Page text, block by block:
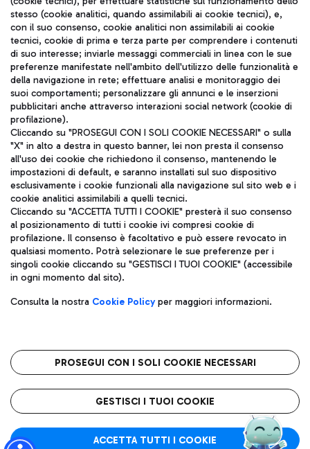
TRAVEL JOURNAL
ITA
Aeroporti di Roma S.p.A. - Società soggetta a direzione e
coordinamento di Mundys S.p.A.
Codice fiscale e Registro delle Imprese di Roma 13032990155 P.
IVA 06572251004
Capitale sociale 62.224.743,00 int. vers.
Sede legale: Via Pier Paolo Racchetti 1 - 00054 Fiumicino (RM)
telefono +39 06 65951
Privacy policy
Note legali
Roma FCO
L'aeroporto stellato
stesso (cookie analitici, quando assimilabili ai cookie tecnici), e,
con il suo consenso, cookie analitici non assimilabili ai cookie
tecnici, cookie di prima e terza parte per comprendere i contenuti
di suo interesse; inviarle messaggi commerciali in linea con le sue
preferenze manifestate nell'ambito dell'utilizzo delle funzionalità e
della navigazione in rete; effettuare analisi e monitoraggio dei
suoi comportamenti; personalizzare gli annunci e le inserzioni
pubblicitari anche attraverso interazioni social network (cookie di
profilazione).
Cliccando su "PROSEGUI CON I SOLI COOKIE NECESSARI" o sulla
"X" in alto a destra in questo banner, lei non presta il consenso
all'uso dei cookie che richiedono il consenso, mantenendo le
impostazioni di default, e saranno installati sul suo dispositivo
esclusivamente i cookie funzionali alla navigazione sul sito web e i
cookie analitici assimilabili a quelli tecnici.
Cliccando su "ACCETTA TUTTI I COOKIE" presterà il suo consenso
al posizionamento di tutti i cookie ivi compresi cookie di
profilazione. Il consenso è facoltativo e può essere revocato in
qualsiasi momento. Potrà selezionare le sue preferenze per i
singoli cookie cliccando su "GESTISCI I TUOI COOKIE" (accessibile
in ogni momento dal sito).
Consulta la nostra Cookie Policyper maggiori informazioni.
PROSEGUI CON I SOLI COOKIE NECESSARI
GESTISCI I TUOI COOKIE
ACCETTA TUTTI I COOKIE